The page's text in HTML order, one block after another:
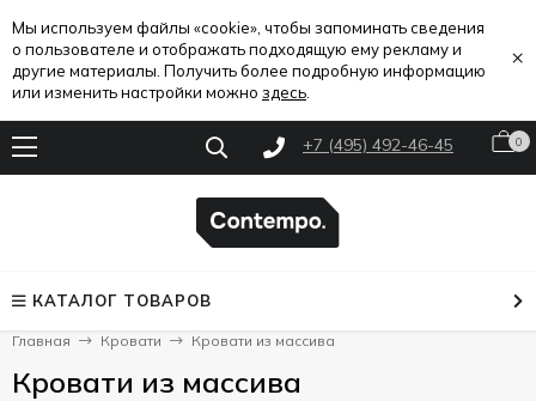
Мы используем файлы «cookie», чтобы запоминать сведения
о пользователе и отображать подходящую ему рекламу и
другие материалы. Получить более подробную информацию
или изменить настройки можно здесь
×
+7 (495) 492-46-45 0
КАТАЛОГ ТОВАРОВ
Главная Кровати Кровати из массива
Кровати из массива